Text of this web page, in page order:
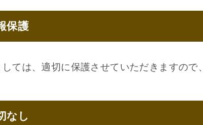
保護
ては、適切に保護させていただきますので
なし